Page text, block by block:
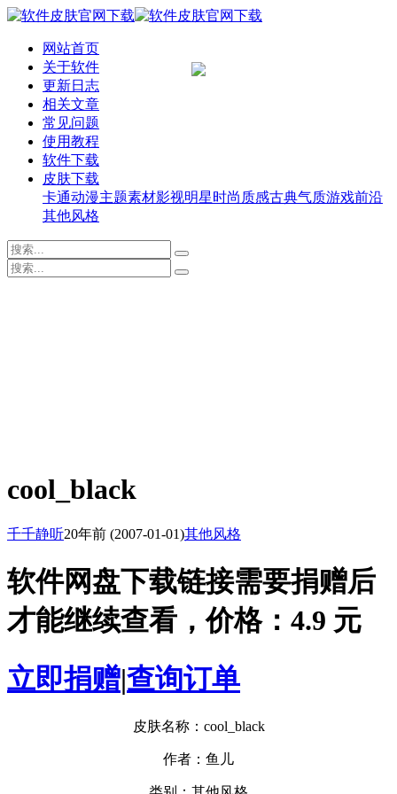
网站首页
关于软件
更新日志
相关文章
常见问题
使用教程
软件下载
皮肤下载
卡通动漫主题素材影视明星时尚质感古典气质游戏前沿
其他风格
cool_black
千千静听20年前 (2007-01-01)其他风格
软件网盘下载链接需要捐赠后
才能继续查看，价格：4.9 元
立即捐赠|查询订单
皮肤名称：cool_black
作者：鱼儿